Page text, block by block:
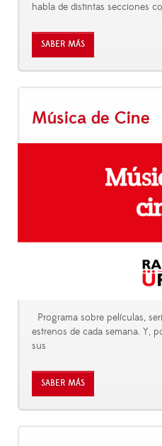
habla de distintas secciones
SABER MÁS
Música de Cine
Programa sobre películas,
estrenos de cada semana. Y,
sus
SABER MÁS